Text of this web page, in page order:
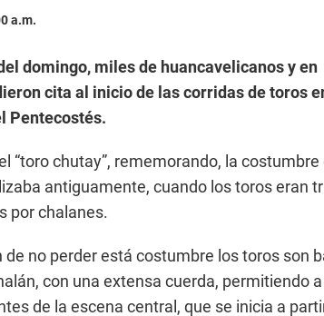
a.m.
domingo, miles de huancavelicanos y en
cita al inicio de las corridas de toros
Pentecostés.
“toro chutay”, rememorando, la costumbre
antiguamente, cuando los toros eran
por chalanes.
de no perder está costumbre los toros son
con una extensa cuerda, permitiendo
de la escena central, que se inicia a